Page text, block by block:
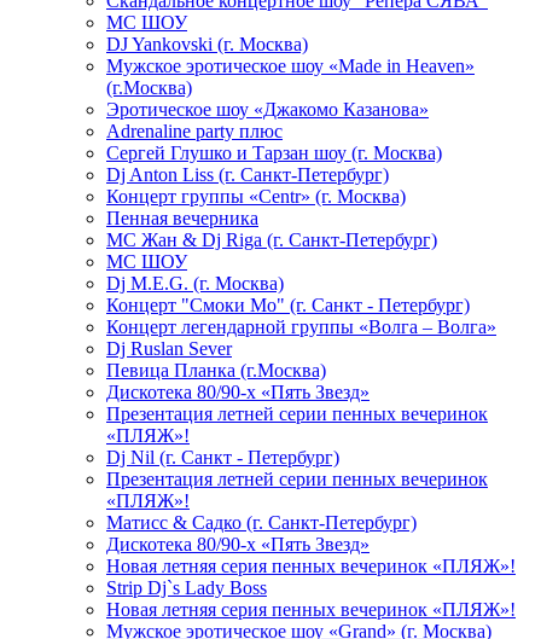
МС ШОУ
DJ Yankovski (г. Москва)
Мужское эротическое шоу «Made in Heaven»
(г.Москва)
Эротическое шоу «Джакомо Казанова»
Adrenaline party плюс
Сергей Глушко и Тарзан шоу (г. Москва)
Dj Anton Liss (г. Санкт-Петербург)
Концерт группы «Centr» (г. Москва)
Пенная вечерника
МС Жан & Dj Riga (г. Санкт-Петербург)
МС ШОУ
Dj M.E.G. (г. Москва)
Концерт "Смоки Мо" (г. Санкт - Петербург)
Концерт легендарной группы «Волга – Волга»
Dj Ruslan Sever
Певица Планка (г.Москва)
Дискотека 80/90-х «Пять Звезд»
Презентация летней серии пенных вечеринок
«ПЛЯЖ»!
Dj Nil (г. Санкт - Петербург)
Презентация летней серии пенных вечеринок
«ПЛЯЖ»!
Матисс & Садко (г. Санкт-Петербург)
Дискотека 80/90-х «Пять Звезд»
Новая летняя серия пенных вечеринок «ПЛЯЖ»!
Strip Dj`s Lady Boss
Новая летняя серия пенных вечеринок «ПЛЯЖ»!
Мужское эротическое шоу «Grand» (г. Москва)